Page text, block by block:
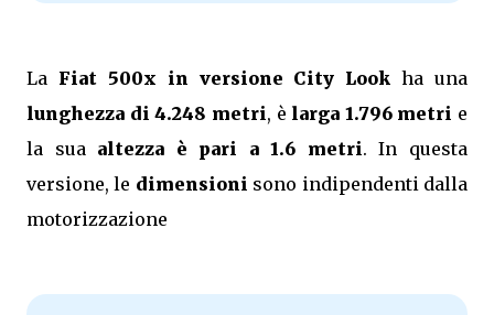
La Fiat 500x in versione City Look ha una
lunghezza di 4.248 metri, è larga 1.796 metri e
la sua altezza è pari a 1.6 metri. In questa
versione, le dimensioni sono indipendenti dalla
motorizzazione